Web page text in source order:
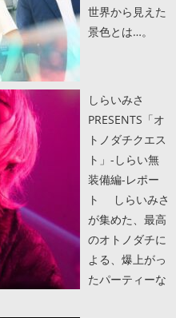
世界から見えた
景色とは…。
しらいみさ
PRESENTS「オ
トノダチクエス
ト」-しらい無
装備編-レポー
ト しらいみさ
が集めた、最高
のオトノダチに
よる、爆上がっ
たパーティーな